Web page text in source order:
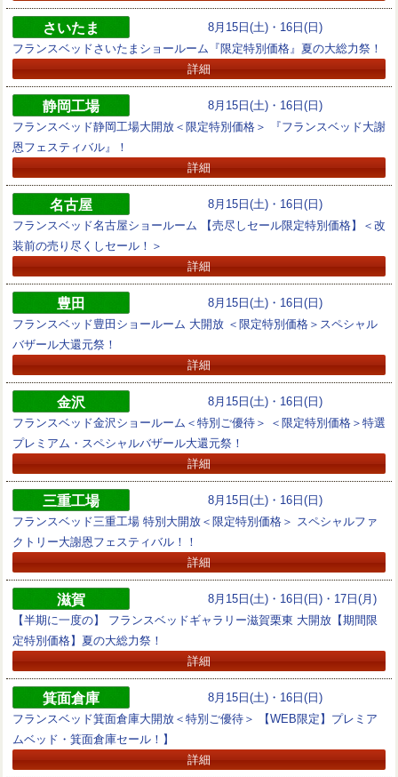
8月15日(土)・16日(日)
さいたま
フランスベッドさいたまショールーム『限定特別価格』夏の大総力祭！
詳細
8月15日(土)・16日(日)
静岡工場
フランスベッド静岡工場大開放＜限定特別価格＞ 『フランスベッド大謝
恩フェスティバル』！
詳細
8月15日(土)・16日(日)
名古屋
フランスベッド名古屋ショールーム 【売尽しセール限定特別価格】＜改
装前の売り尽くしセール！＞
詳細
8月15日(土)・16日(日)
豊田
フランスベッド豊田ショールーム 大開放 ＜限定特別価格＞スペシャル
バザール大還元祭！
詳細
8月15日(土)・16日(日)
金沢
フランスベッド金沢ショールーム＜特別ご優待＞ ＜限定特別価格＞特選
プレミアム・スペシャルバザール大還元祭！
詳細
8月15日(土)・16日(日)
三重工場
フランスベッド三重工場 特別大開放＜限定特別価格＞ スペシャルファ
クトリー大謝恩フェスティバル！！
詳細
8月15日(土)・16日(日)・17日(月)
滋賀
【半期に一度の】 フランスベッドギャラリー滋賀栗東 大開放【期間限
定特別価格】夏の大総力祭！
詳細
8月15日(土)・16日(日)
箕面倉庫
フランスベッド箕面倉庫大開放＜特別ご優待＞ 【WEB限定】プレミア
ムベッド・箕面倉庫セール！】
詳細